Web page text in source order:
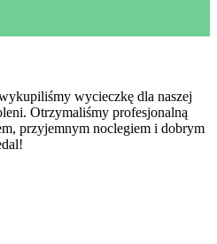
wycieczkę dla naszej
Otrzymaliśmy profesjonalną
przyjemnym noclegiem i dobrym